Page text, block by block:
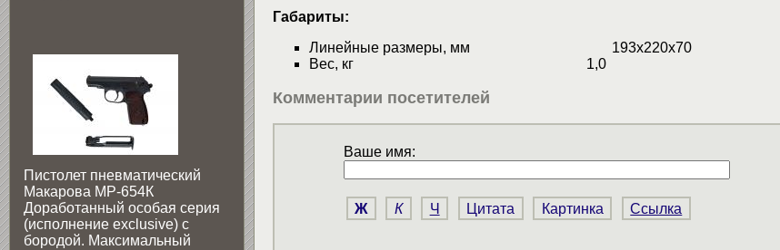
Габариты:
Линейные размеры, мм 193x220x70
Вес, кг 1,0
Комментарии посетителей
Ваше имя:
Ж К Ч Цитата Картинка Ссылка
Пистолет пневматический
Макарова МР-654К
Доработанный особая серия
(исполнение exclusive) c
бородой. Максимальный